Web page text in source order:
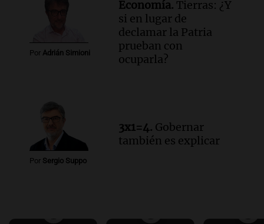
Por Adrián Simioni
Economía. Tierras: ¿Y
si en lugar de
declamar la Patria
prueban con
ocuparla?
Por Sergio Suppo
3x1=4. Gobernar
también es explicar